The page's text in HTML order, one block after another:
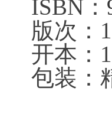
ISBN：
版次：1
开本：
包装：